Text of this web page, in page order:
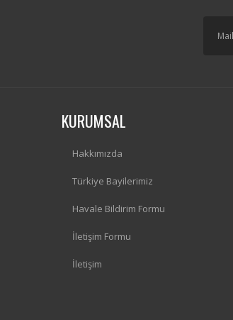
KURUMSAL
Hakkımızda
Türkiye Bayilerimiz
Havale Bildirim Formu
İletişim Formu
İletişim